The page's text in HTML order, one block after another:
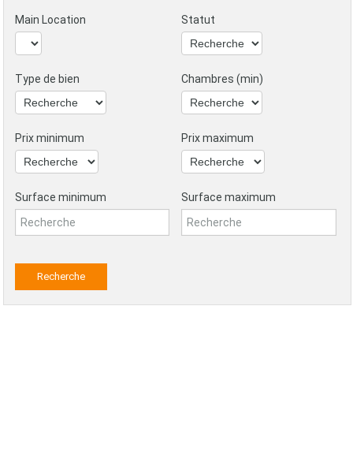
Main Location Statut
Type de bien Chambres (min)
Prix minimum Prix maximum
Surface minimum Surface maximum